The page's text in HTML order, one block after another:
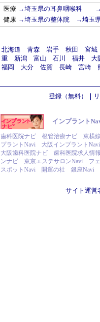
医療 →埼玉県の耳鼻咽喉科 →
健康 →埼玉県の整体院 →埼玉
北海道 青森 岩手 秋田 宮城
重
新潟 富山 石川 福井 大
福岡
大分 佐賀 長崎 宮崎
登録（無料）
インプラント
歯科医院ナビ 根管治療ナビ 東横
プラントNavi
大阪インプラントNavi
大阪歯科医院ナビ
歯科医院求人情報
ンナビ
東京エステサロンNavi フ
スポットNavi
開運の社 銀座Navi
サイト運営